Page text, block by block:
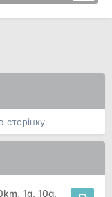
сторінку.
1g, 10g,